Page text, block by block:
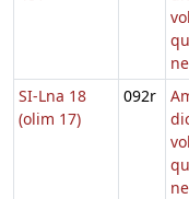
SI-Lna 18
(olim 17)
092r